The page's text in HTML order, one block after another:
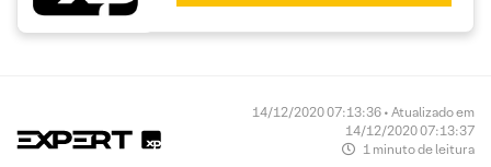
14/12/2020 07:13:36 • Atualizado em
14/12/2020 07:13:37
1 minuto de leitura